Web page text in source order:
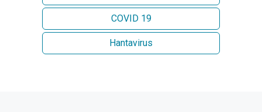
COVID 19
Hantavirus